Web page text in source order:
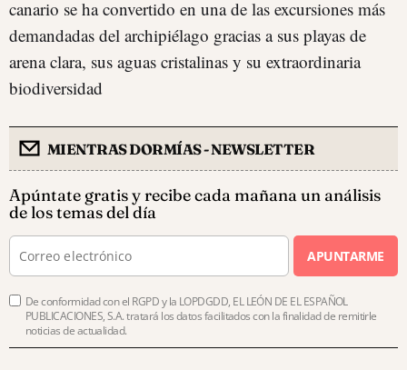
canario se ha convertido en una de las excursiones más
demandadas del archipiélago gracias a sus playas de
arena clara, sus aguas cristalinas y su extraordinaria
biodiversidad
MIENTRAS DORMÍAS - NEWSLETTER
Apúntate gratis y recibe cada mañana un análisis
de los temas del día
APUNTARME
De conformidad con el RGPD y la LOPDGDD, EL LEÓN DE EL ESPAÑOL
PUBLICACIONES, S.A. tratará los datos facilitados con la finalidad de remitirle
noticias de actualidad.